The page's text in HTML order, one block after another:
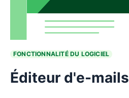
FONCTIONNALITÉ DU LOGICIEL
Éditeur d'e-mails